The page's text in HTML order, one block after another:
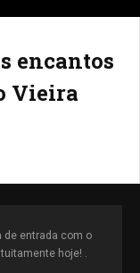
encantos
Vieira
de entrada com o
hoje! .